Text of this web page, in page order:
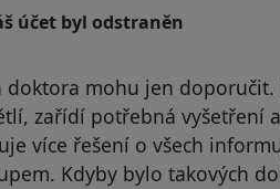
účet byl odstraněn
doktora mohu jen
zařídí potřebná vyšetření
více řešení o všech
Kdyby bylo takových